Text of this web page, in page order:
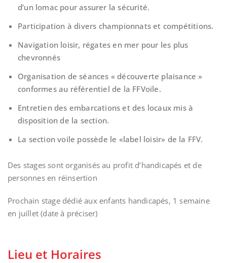
d’un lomac pour assurer la sécurité.
Participation à divers championnats et compétitions.
Navigation loisir, régates en mer pour les plus
chevronnés
Organisation de séances « découverte plaisance »
conformes au référentiel de la FFVoile.
Entretien des embarcations et des locaux mis à
disposition de la section.
La section voile possède le «label loisir» de la FFV.
Des stages sont organisés au profit d’handicapés et de
personnes en réinsertion
Prochain stage dédié aux enfants handicapés, 1 semaine
en juillet (date à préciser)
Lieu et Horaires